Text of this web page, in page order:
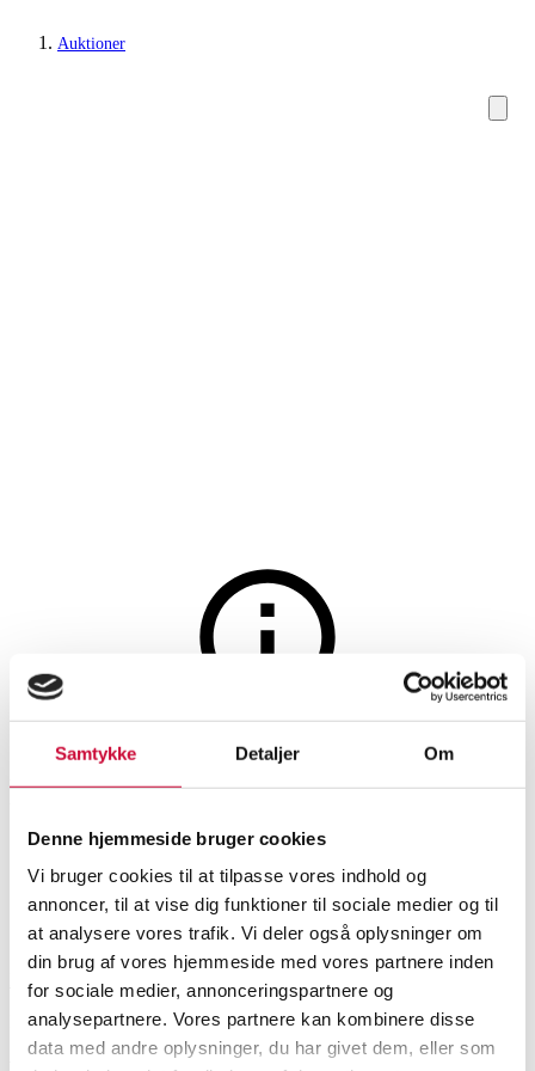
Samtykke Detaljer Om
Denne hjemmeside bruger cookies
Vi bruger cookies til at tilpasse vores indhold og
annoncer, til at vise dig funktioner til sociale medier og til
at analysere vores trafik. Vi deler også oplysninger om
din brug af vores hjemmeside med vores partnere inden
for sociale medier, annonceringspartnere og
analysepartnere. Vores partnere kan kombinere disse
data med andre oplysninger, du har givet dem, eller som
Auktioner
Lænestole
Note for Wendelbo. Loungestol.
Ovata High Back Swivel Chair
SHOWROOM
Roskilde
VURDERING
DKK
VARENUMMER
6518307
Nyproduceret vareMomsvare